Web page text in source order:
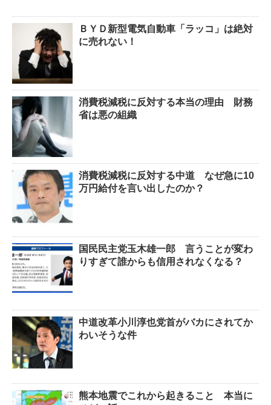
ＢＹＤ新型電気自動車「ラッコ」は絶対
に売れない！
消費税減税に反対する本当の理由 財務
省は悪の組織
消費税減税に反対する中道 なぜ急に10
万円給付を言い出したのか？
国民民主党玉木雄一郎 言うことが変わ
りすぎて誰からも信用されなくなる？
中道改革小川淳也党首がバカにされてか
わいそうな件
熊本地震でこれから起きること 本当に